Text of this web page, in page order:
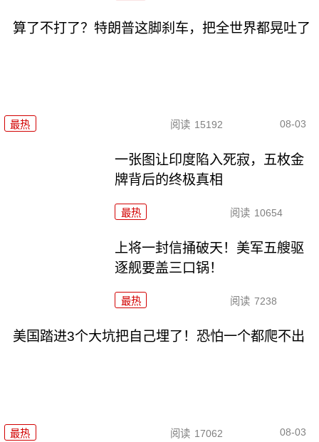
算了不打了？特朗普这脚刹车，把全世界都晃吐了
最热 阅读 15192 08-03
一张图让印度陷入死寂，五枚金
牌背后的终极真相
最热 阅读 10654
上将一封信捅破天！美军五艘驱
逐舰要盖三口锅！
最热 阅读 7238
美国踏进3个大坑把自己埋了！恐怕一个都爬不出
最热 阅读 17062 08-03